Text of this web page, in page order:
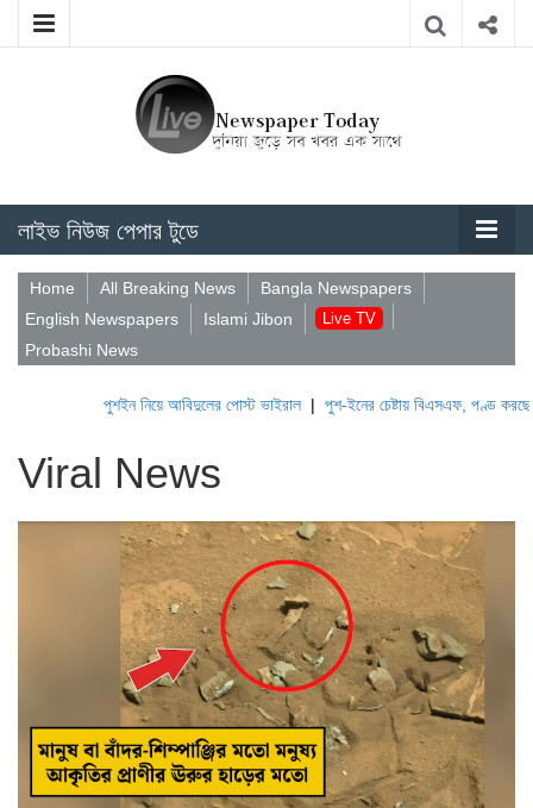
লাইভ নিউজ পেপার টুডে
Home All Breaking News
Bangla Newspapers
English Newspapers
Islami Jibon Live TV
Probashi News
পুশইন নিয়ে আবিদুলের পোস্ট ভাইরাল|পুশ-ইনের চেষ্টায় বিএসএফ, পণ্ড করছে বিজিবি|
Viral News